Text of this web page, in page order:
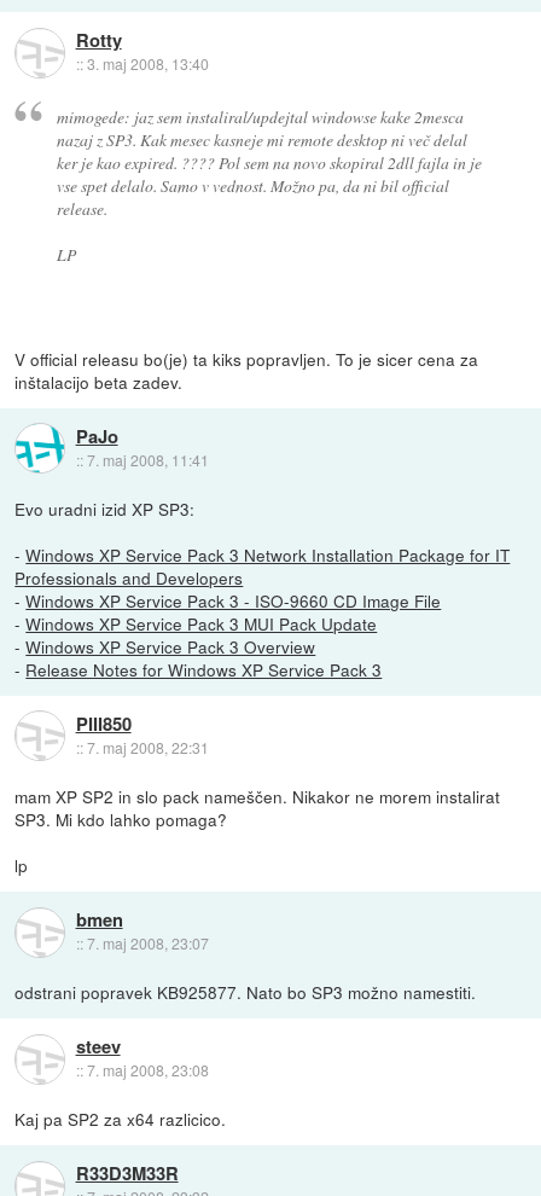
Rotty
::3. maj 2008, 13:40
mimogede: jaz sem instaliral/updejtal windowse kake 2mesca
nazaj z SP3. Kak mesec kasneje mi remote desktop ni več delal
ker je kao expired. ???? Pol sem na novo skopiral 2dll fajla in je
vse spet delalo. Samo v vednost. Možno pa, da ni bil official
release.
LP
V official releasu bo(je) ta kiks popravljen. To je sicer cena za
inštalacijo beta zadev.
PaJo
::7. maj 2008, 11:41
Evo uradni izid XP SP3:
-Windows XP Service Pack 3 Network Installation Package for IT
Professionals and Developers
-Windows XP Service Pack 3 - ISO-9660 CD Image File
-Windows XP Service Pack 3 MUI Pack Update
-Windows XP Service Pack 3 Overview
- Release Notes for Windows XP Service Pack 3
PIII850
::7. maj 2008, 22:31
mam XP SP2 in slo pack nameščen. Nikakor ne morem instalirat
SP3. Mi kdo lahko pomaga?
lp
bmen
::7. maj 2008, 23:07
odstrani popravek KB925877. Nato bo SP3 možno namestiti.
steev
::7. maj 2008, 23:08
Kaj pa SP2 za x64 razlicico.
R33D3M33R